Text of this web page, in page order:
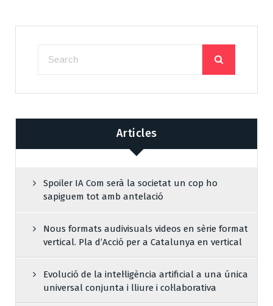
Articles
Spoiler IA Com serà la societat un cop ho
sapiguem tot amb antelació
Nous formats audivisuals videos en sèrie format
vertical. Pla d’Acció per a Catalunya en vertical
Evolució de la intel·ligència artificial a una única
universal conjunta i lliure i col·laborativa